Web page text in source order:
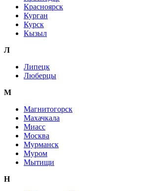
Красноярск
Курган
Курск
Кызыл
Л
Липецк
Люберцы
М
Магнитогорск
Махачкала
Миасс
Москва
Мурманск
Муром
Мытищи
Н